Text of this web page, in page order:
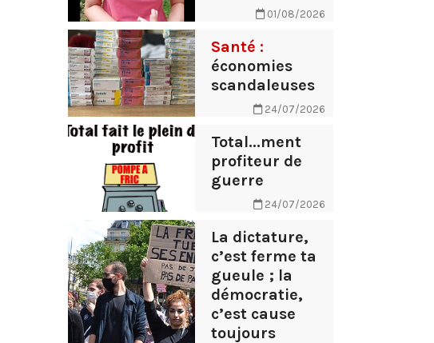
01/08/2026
Santé :
économies
scandaleuses
24/07/2026
Total...ment
profiteur de
guerre
24/07/2026
La dictature,
c’est ferme ta
gueule ; la
démocratie,
c’est cause
toujours